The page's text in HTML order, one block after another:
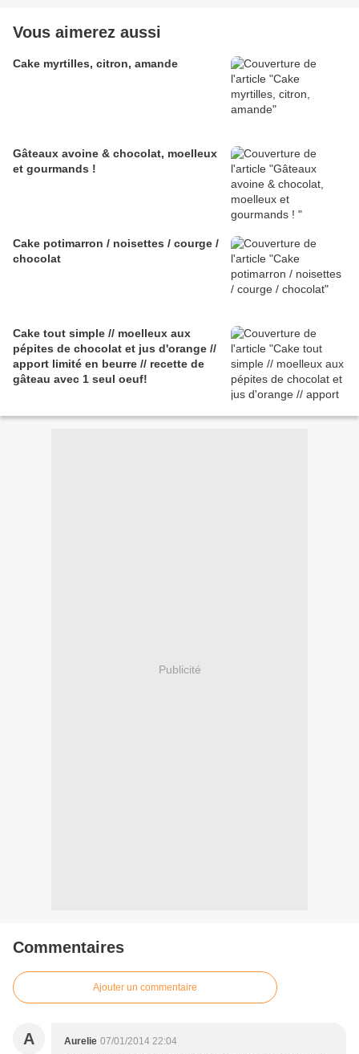
Vous aimerez aussi
Cake myrtilles, citron, amande
Gâteaux avoine & chocolat, moelleux
et gourmands !
Cake potimarron / noisettes / courge /
chocolat
Cake tout simple // moelleux aux
pépites de chocolat et jus d'orange //
apport limité en beurre // recette de
gâteau avec 1 seul oeuf!
Publicité
Commentaires
Ajouter un commentaire
A Aurelie 07/01/2014 22:04